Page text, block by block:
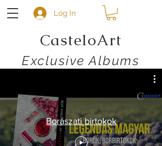
CasteloArt
Exclusive Albums
Log In
Borászati birtokok